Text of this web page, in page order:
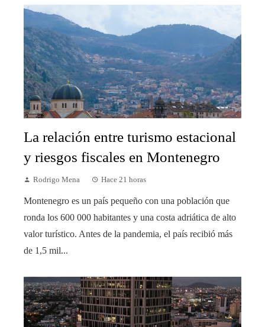
La relación entre turismo estacional
y riesgos fiscales en Montenegro
Rodrigo Mena Hace 21 horas
Montenegro es un país pequeño con una población que
ronda los 600 000 habitantes y una costa adriática de alto
valor turístico. Antes de la pandemia, el país recibió más
de 1,5 mil...